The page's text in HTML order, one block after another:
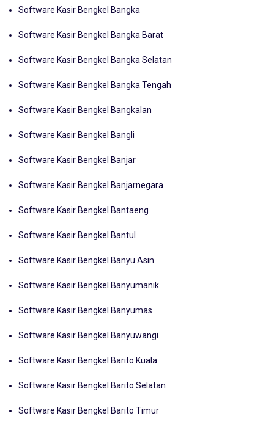
Software Kasir Bengkel Bangka
Software Kasir Bengkel Bangka Barat
Software Kasir Bengkel Bangka Selatan
Software Kasir Bengkel Bangka Tengah
Software Kasir Bengkel Bangkalan
Software Kasir Bengkel Bangli
Software Kasir Bengkel Banjar
Software Kasir Bengkel Banjarnegara
Software Kasir Bengkel Bantaeng
Software Kasir Bengkel Bantul
Software Kasir Bengkel Banyu Asin
Software Kasir Bengkel Banyumanik
Software Kasir Bengkel Banyumas
Software Kasir Bengkel Banyuwangi
Software Kasir Bengkel Barito Kuala
Software Kasir Bengkel Barito Selatan
Software Kasir Bengkel Barito Timur